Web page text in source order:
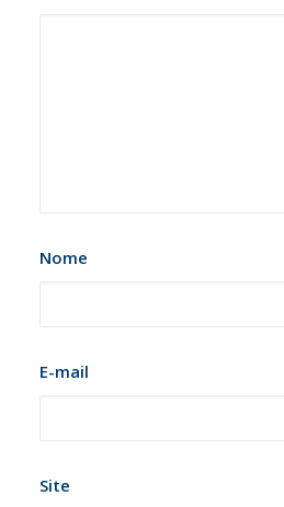
Nome
E-mail
Site